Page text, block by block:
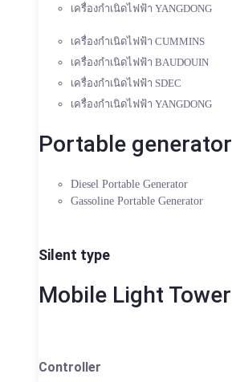
เครื่องกำเนิดไฟฟ้า YANGDONG
เครื่องกำเนิดไฟฟ้า CUMMINS
เครื่องกำเนิดไฟฟ้า BAUDOUIN
เครื่องกำเนิดไฟฟ้า SDEC
เครื่องกำเนิดไฟฟ้า YANGDONG
Portable generator
Diesel Portable Generator
Gassoline Portable Generator
Silent type
Mobile Light Tower
Controller